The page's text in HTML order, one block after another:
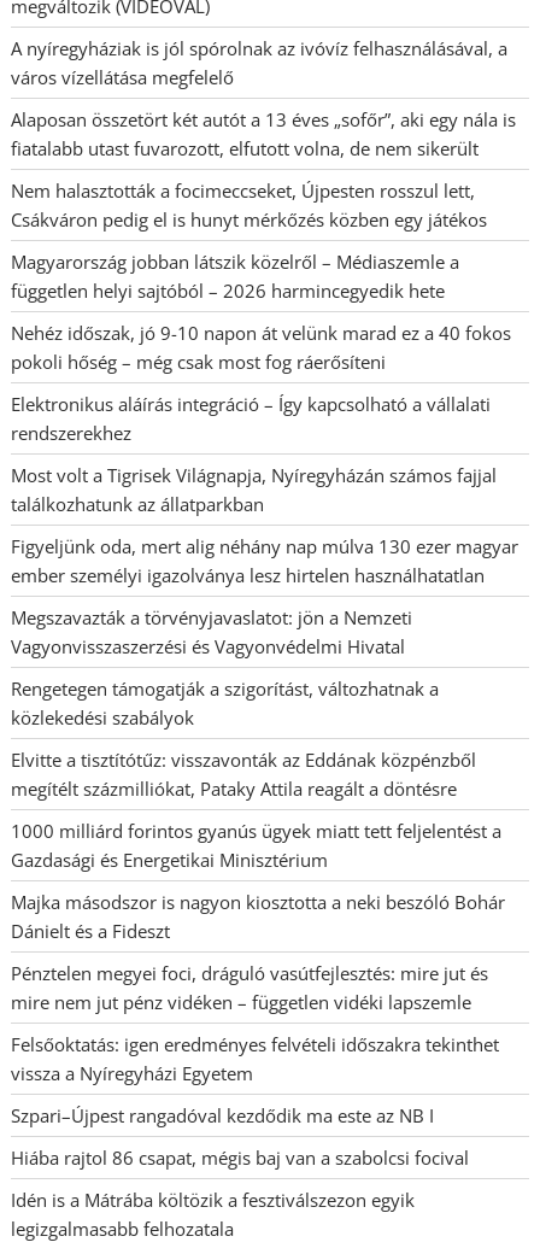
megváltozik (VIDEÓVAL)
A nyíregyháziak is jól spórolnak az ivóvíz felhasználásával, a
város vízellátása megfelelő
Alaposan összetört két autót a 13 éves „sofőr”, aki egy nála is
fiatalabb utast fuvarozott, elfutott volna, de nem sikerült
Nem halasztották a focimeccseket, Újpesten rosszul lett,
Csákváron pedig el is hunyt mérkőzés közben egy játékos
Magyarország jobban látszik közelről – Médiaszemle a
független helyi sajtóból – 2026 harmincegyedik hete
Nehéz időszak, jó 9-10 napon át velünk marad ez a 40 fokos
pokoli hőség – még csak most fog ráerősíteni
Elektronikus aláírás integráció – Így kapcsolható a vállalati
rendszerekhez
Most volt a Tigrisek Világnapja, Nyíregyházán számos fajjal
találkozhatunk az állatparkban
Figyeljünk oda, mert alig néhány nap múlva 130 ezer magyar
ember személyi igazolványa lesz hirtelen használhatatlan
Megszavazták a törvényjavaslatot: jön a Nemzeti
Vagyonvisszaszerzési és Vagyonvédelmi Hivatal
Rengetegen támogatják a szigorítást, változhatnak a
közlekedési szabályok
Elvitte a tisztítótűz: visszavonták az Eddának közpénzből
megítélt százmilliókat, Pataky Attila reagált a döntésre
1000 milliárd forintos gyanús ügyek miatt tett feljelentést a
Gazdasági és Energetikai Minisztérium
Majka másodszor is nagyon kiosztotta a neki beszóló Bohár
Dánielt és a Fideszt
Pénztelen megyei foci, dráguló vasútfejlesztés: mire jut és
mire nem jut pénz vidéken – független vidéki lapszemle
Felsőoktatás: igen eredményes felvételi időszakra tekinthet
vissza a Nyíregyházi Egyetem
Szpari–Újpest rangadóval kezdődik ma este az NB I
Hiába rajtol 86 csapat, mégis baj van a szabolcsi focival
Idén is a Mátrába költözik a fesztiválszezon egyik
legizgalmasabb felhozatala